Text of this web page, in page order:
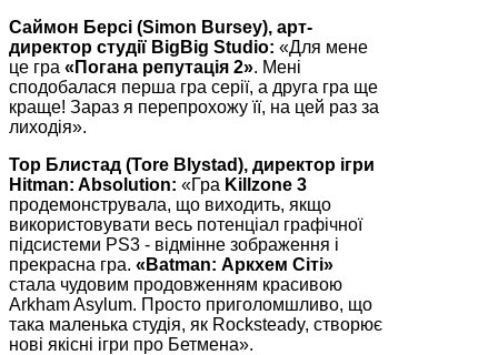
Саймон Берсі (Simon Bursey), арт-
директор студії BigBig Studio: «Для мене
це гра «Погана репутація 2». Мені
сподобалася перша гра серії, а друга гра ще
краще! Зараз я перепрохожу її, на цей раз за
лиходія».
Тор Блистад (Tore Blystad), директор ігри
Hitman: Absolution: «Гра Killzone 3
продемонструвала, що виходить, якщо
використовувати весь потенціал графічної
підсистеми PS3 - відмінне зображення і
прекрасна гра. «Batman: Аркхем Сіті»
стала чудовим продовженням красивою
Arkham Asylum. Просто приголомшливо, що
така маленька студія, як Rocksteady, створює
нові якісні ігри про Бетмена».